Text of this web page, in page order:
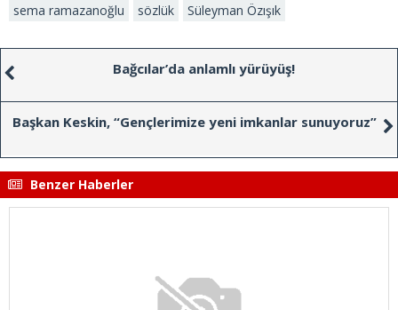
sema ramazanoğlu
sözlük Süleyman Özışık
Bağcılar’da anlamlı yürüyüş!
Başkan Keskin, “Gençlerimize yeni imkanlar sunuyoruz”
Benzer Haberler